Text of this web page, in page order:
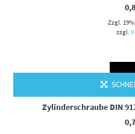
Zzgl.
zzgl.
Zylinderschraube DIN